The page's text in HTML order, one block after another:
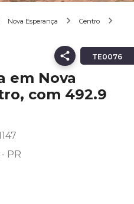
Nova Esperança
Centro
TE0076
em Nova
com 492.9
PR